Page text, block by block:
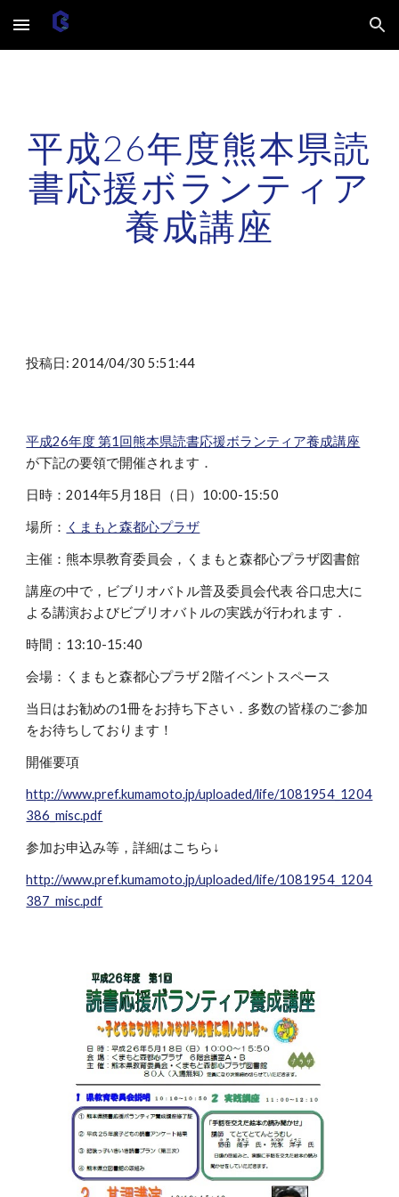
Skip to main content Skip to navigation
平成26年度熊本県読
書応援ボランティア
養成講座
投稿日: 2014/04/30 5:51:44
平成26年度 第1回熊本県読書応援ボランティア養成講座
が下記の要領で開催されます．
日時：2014年5月18日（日）10:00-15:50
場所： くまもと森都心プラザ
主催：熊本県教育委員会，くまもと森都心プラザ図書館
講座の中で，ビブリオバトル普及委員会代表 谷口忠大に
よる講演およびビブリオバトルの実践が行われます．
時間：13:10-15:40
会場：くまもと森都心プラザ 2階イベントスペース
当日はお勧めの1冊をお持ち下さい．多数の皆様のご参加
をお待ちしております！
開催要項
http://www.pref.kumamoto.jp/uploaded/life/1081954_1204
386_misc.pdf
参加お申込み等，詳細はこちら↓
http://www.pref.kumamoto.jp/uploaded/life/1081954_1204
387_misc.pdf